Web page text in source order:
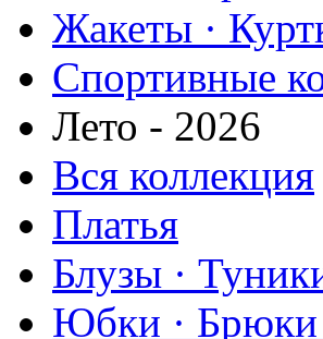
Жакеты ·
Спортивные
Лето - 2026
Вся коллекция
Платья
Блузы ·
Юбки · Брюки